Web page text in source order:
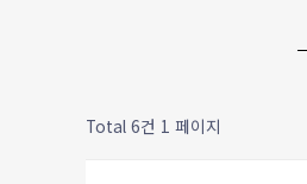
Total 6건 1 페이지